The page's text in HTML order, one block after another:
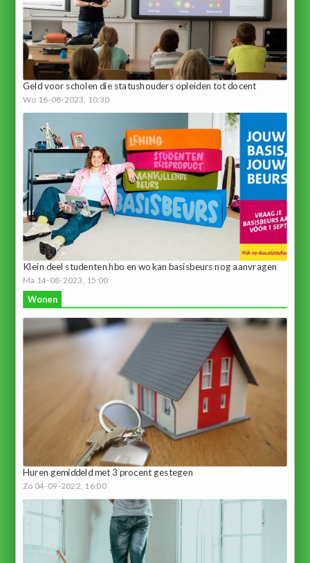
Geld voor scholen die statushouders opleiden tot docent
Wo 16-08-2023, 10:30
Klein deel studenten hbo en wo kan basisbeurs nog aanvragen
Ma 14-08-2023, 15:00
Wonen
Huren gemiddeld met 3 procent gestegen
Zo 04-09-2022, 16:00